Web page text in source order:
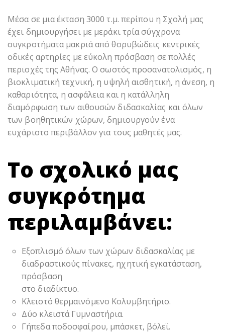
Μέσα σε μια έκταση 3000 τ.μ. περίπου η Σχολή μας
έχει δημιουργήσει με μεράκι τρία σύγχρονα
συγκροτήματα μακριά από θορυβώδεις κεντρικές
οδικές αρτηρίες με εύκολη πρόσβαση σε πολλές
περιοχές της Αθήνας. Ο σωστός προσανατολισμός, η
βιοκλιματική τεχνική, η υψηλή αισθητική, η άνεση, η
καθαριότητα, η ασφάλεια και η κατάλληλη
διαμόρφωση των αιθουσών διδασκαλίας και όλων
των βοηθητικών χώρων, δημιουργούν ένα
ευχάριστο περιβάλλον για τους μαθητές μας.
Το σχολικό μας
συγκρότημα
περιλαμβάνει:
Εξοπλισμό όλων των χώρων διδασκαλίας με
διαδραστικούς πίνακες, ηχητική εγκατάσταση,
πρόσβαση
στο διαδίκτυο.
Κλειστό θερμαινόμενο Κολυμβητήριο.
Δύο κλειστά Γυμναστήρια.
Γήπεδα ποδοσφαίρου, μπάσκετ, βόλεϊ.